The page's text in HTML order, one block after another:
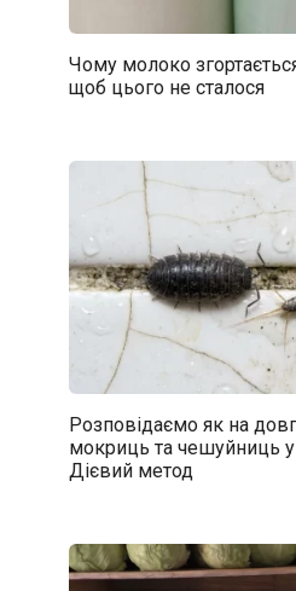
Чому молоко
щоб цього не сталося
Розповідаємо як на
мокриць та чешуйниць у
Дієвий метод